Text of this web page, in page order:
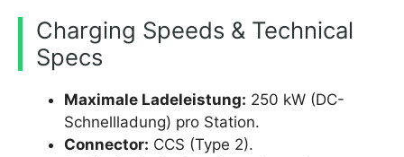
Charging Speeds & Technical
Specs
Maximale Ladeleistung: 250 kW (DC-
Schnellladung) pro Station.
Connector: CCS (Type 2).